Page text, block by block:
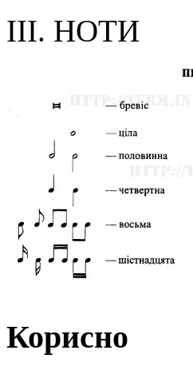
III. НОТИ
Корисно